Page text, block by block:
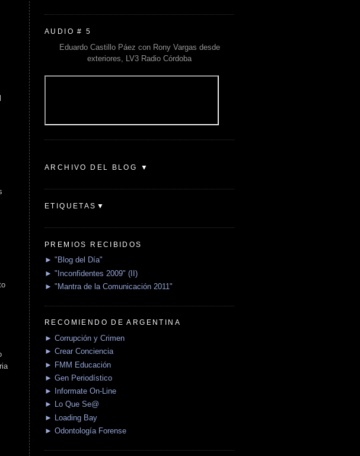
AUDIO # 5
Eduardo Castillo Páez con Rony Vargas desde
exteriores, LV3 Radio Córdoba
ARCHIVO DEL BLOG ▼
ETIQUETAS▼
PREMIOS RECIBIDOS
► "Blog del Día"
► "Inconfidentes 2009" (II)
► "Mantra de la Comunicación 2011"
RECOMIENDO DE ARGENTINA
► Corrupción y Crimen
► Crear Conciencia
► FMM Educación
► Gen Periodístico
► Informate On-Line
► Lo Que Se@
► Loading Bay
► Odontología Forense